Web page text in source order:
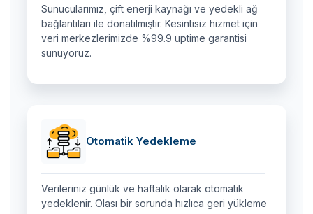
Sunucularımız, çift enerji kaynağı ve yedekli ağ
bağlantıları ile donatılmıştır. Kesintisiz hizmet için
veri merkezlerimizde %99.9 uptime garantisi
sunuyoruz.
Otomatik Yedekleme
Verileriniz günlük ve haftalık olarak otomatik
yedeklenir. Olası bir sorunda hızlıca geri yükleme